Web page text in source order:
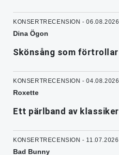
KONSERTRECENSION - 06.08.2026
Dina Ögon
Skönsång som förtrollar
KONSERTRECENSION - 04.08.2026
Roxette
Ett pärlband av klassiker
KONSERTRECENSION - 11.07.2026
Bad Bunny